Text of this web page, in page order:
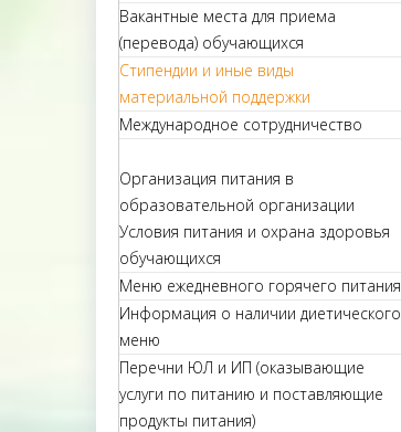
Вакантные места для приема
(перевода) обучающихся
Стипендии и иные виды
материальной поддержки
Международное сотрудничество
Организация питания в
образовательной организации
Условия питания и охрана здоровья
обучающихся
Меню ежедневного горячего питания
Информация о наличии диетического
меню
Перечни ЮЛ и ИП (оказывающие
услуги по питанию и поставляющие
продукты питания)